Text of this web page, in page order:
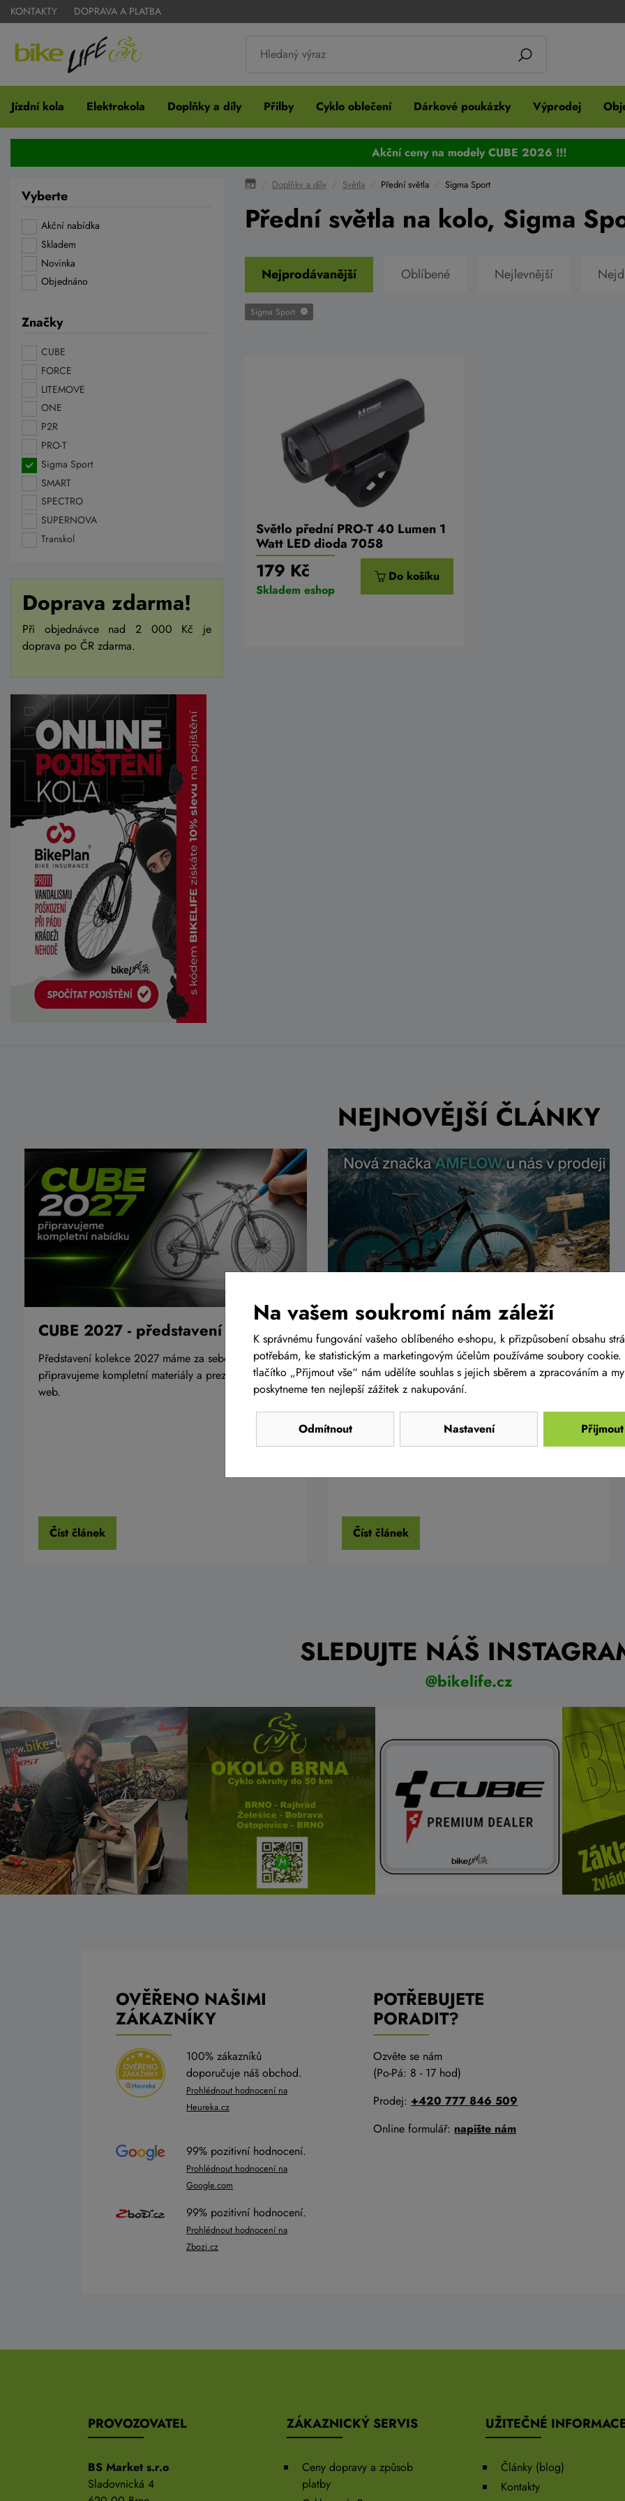
KONTAKTY DOPRAVA A PLATBA
Jízdní kola Elektrokola Doplňky a díly Přilby Cyklo oblečení Dárkové poukázky Výprodej
Akční ceny na modely CUBE 2026 !!!
Doplňky a díly Světla Přední světla Sigma Sport
Přední světla na kolo, Sigma
Nejprodávanější Oblíbené Nejlevnější
Sigma Sport
Světlo přední PRO-T 40 Lumen 1
Watt LED dioda 7058
179 Kč
Skladem eshop
Do košíku
Vyberte
Akční nabídka
Skladem
Novinka
Objednáno
Značky
CUBE
FORCE
LITEMOVE
ONE
P2R
PRO-T
Sigma Sport
SMART
SPECTRO
SUPERNOVA
Transkol
Doprava zdarma!
Při objednávce nad 2 000 Kč je
doprava po ČR zdarma.
NEJNOVĚJŠÍ ČLÁNKY
CUBE 2027 - představení kolekce
Představení kolekce 2027 máme za sebou, nyní
připravujeme kompletní materiály a prezentaci na
web.
Číst článek
Představení elektrokol AMFLOW s
motory AVINOX
Do naší nabídky jsme zařadili novou prestižní značku
elektrokol AMFLOW, která je osazená kromě
spolehlivých a prověřených komponentů také novými
motory AVINOX s brutální sílou a výkonem. Pojďme
se na to podívat blíž.
Číst článek
SLEDUJTE NÁŠ
@bikelife.cz
OVĚŘENO NAŠIMI
ZÁKAZNÍKY
100% zákazníků
doporučuje náš obchod.
Prohlédnout hodnocení na
Heureka.cz
99% pozitivní hodnocení.
Prohlédnout hodnocení na
Google.com
99% pozitivní hodnocení.
Prohlédnout hodnocení na
Zbozi.cz
POTŘEBUJETE
PORADIT?
Ozvěte se nám
(Po-Pá: 8 - 17 hod)
Prodej: +420 777 846 509
Online formulář: napište nám
PROVOZOVATEL
BS Market s.r.o
Sladovnická 4
ZÁKAZNICKÝ SERVIS
Ceny dopravy a způsob
platby
UŽITEČNÉ
Články (blog)
Kontakty
Na vašem soukromí nám záleží
K správnému fungování vašeho oblíbeného e-shopu, k přizpůsobení obsahu
potřebám, ke statistickým a marketingovým účelům používáme soubory
tlačítko „Přijmout vše“ nám udělíte souhlas s jejich sběrem a zpracováním a
poskytneme ten nejlepší zážitek z nakupování.
Odmítnout Nastavení